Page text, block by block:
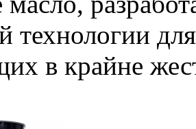
технологии
в крайне